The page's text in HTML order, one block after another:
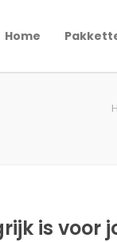
Home
is voor